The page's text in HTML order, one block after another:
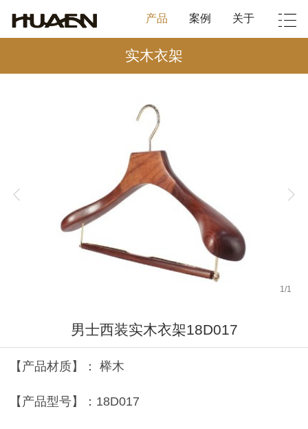
产品 案例 关于
实木衣架
1 /1
男士西装实木衣架18D017
【产品材质】： 榉木
【产品型号】：18D017